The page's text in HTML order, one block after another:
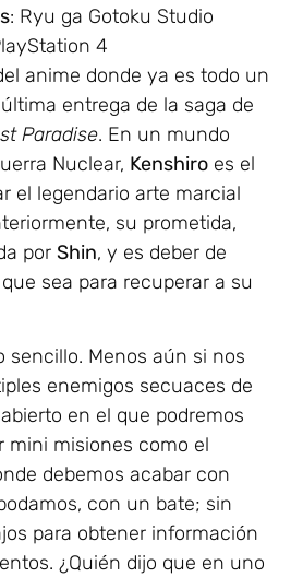
: Ryu ga Gotoku Studio
4
anime donde ya es todo un
entrega de la saga de
Paradise. En un mundo
Nuclear, Kenshiro es el
el legendario arte marcial
su prometida,
por Shin, y es deber de
sea para recuperar a su
sencillo. Menos aún si nos
enemigos secuaces de
en el que podremos
mini misiones como el
debemos acabar con
con un bate; sin
para obtener información
¿Quién dijo que en uno